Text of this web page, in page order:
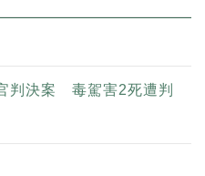
判決案 毒駕害2死遭判